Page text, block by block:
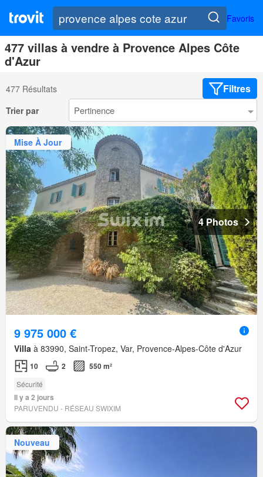
Favoris
477 villas à vendre à Provence Alpes Côte
d'Azur
477 Résultats Filtres
Trier par
Mise À Jour
4 Photos
9 975 000 €
Villa à 83990, Saint-Tropez, Var, Provence-Alpes-Côte d'Azur
10 2 550 m²
Sécurité
Il y a 2 jours
PARUVENDU - RÉSEAU SWIXIM
Nouveau